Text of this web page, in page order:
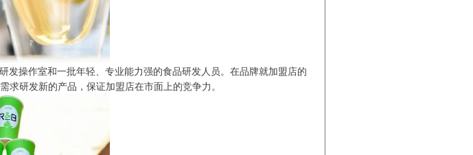
发操作室和一批年轻、专业能力强的食品研发人员。在品牌就加盟店的
研发新的产品，保证加盟店在市面上的竞争力。